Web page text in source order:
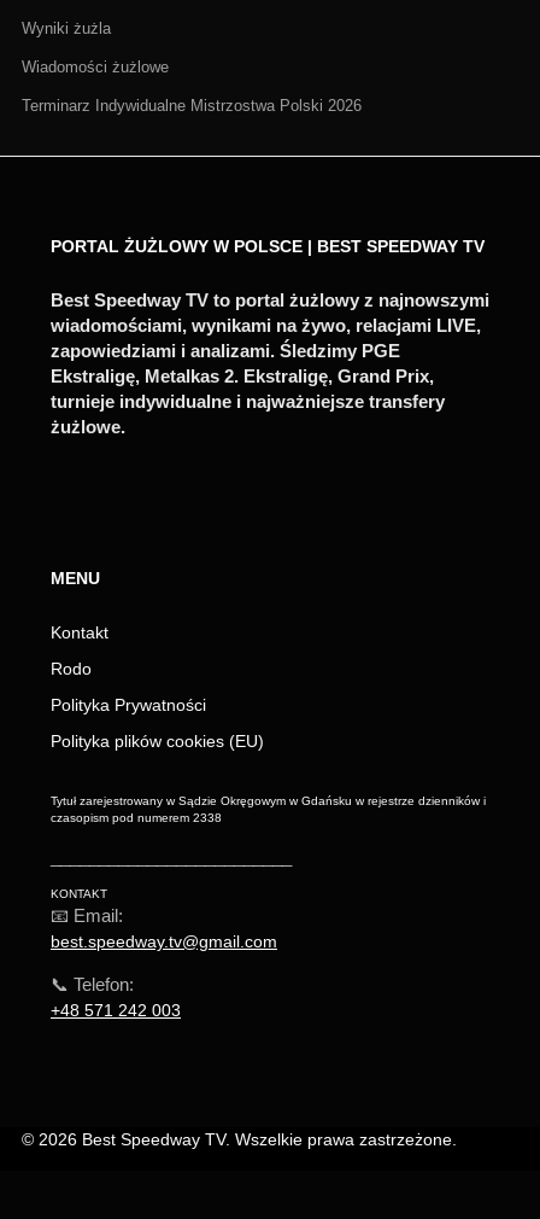
Wyniki żużla
Wiadomości żużlowe
Terminarz Indywidualne Mistrzostwa Polski 2026
PORTAL ŻUŻLOWY W POLSCE | BEST SPEEDWAY TV
Best Speedway TV to portal żużlowy z najnowszymi
wiadomościami, wynikami na żywo, relacjami LIVE,
zapowiedziami i analizami. Śledzimy PGE
Ekstraligę, Metalkas 2. Ekstraligę, Grand Prix,
turnieje indywidualne i najważniejsze transfery
żużlowe.
MENU
Kontakt
Rodo
Polityka Prywatności
Polityka plików cookies (EU)
Tytuł zarejestrowany w Sądzie Okręgowym w Gdańsku w rejestrze dzienników i
czasopism pod numerem 2338
KONTAKT
📧 Email:
best.speedway.tv@gmail.com
📞 Telefon:
+48 571 242 003
© 2026 Best Speedway TV. Wszelkie prawa zastrzeżone.